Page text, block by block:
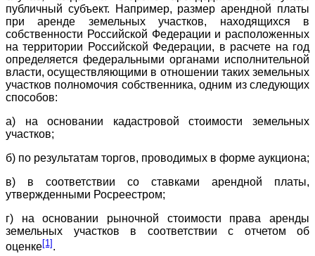
публичный субъект. Например, размер арендной платы
при аренде земельных участков, находящихся в
собственности Российской Федерации и расположенных
на территории Российской Федерации, в расчете на год
определяется федеральными органами исполнительной
власти, осуществляющими в отношении таких земельных
участков полномочия собственника, одним из следующих
способов:
а) на основании кадастровой стоимости земельных
участков;
б) по результатам торгов, проводимых в форме аукциона;
в) в соответствии со ставками арендной платы,
утвержденными Росреестром;
г) на основании рыночной стоимости права аренды
земельных участков в соответствии с отчетом об
оценке[1].